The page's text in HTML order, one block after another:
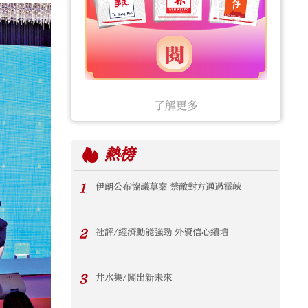
了解更多
熱榜
1 伊朗公布協議草案 禁敵對方通過霍峽
2 社評/經濟動能強勁 外資信心續增
3 井水集/闖出新未來